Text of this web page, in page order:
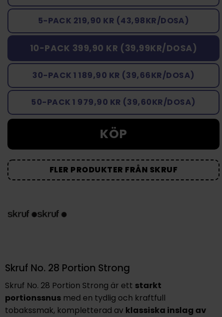
5-PACK 219,90 KR (43,98KR/DOSA)
10-PACK 399,90 KR (39,99KR/DOSA)
30-PACK 1 189,90 KR (39,66KR/DOSA)
50-PACK 1 979,90 KR (39,60KR/DOSA)
KÖP
FLER PRODUKTER FRÅN SKRUF
Skruf No. 28 Portion Strong
Skruf No. 28 Portion Strong är ett starkt
portionssnusmed en tydlig och kraftfull
tobakssmak, kompletterad av klassiska inslag av